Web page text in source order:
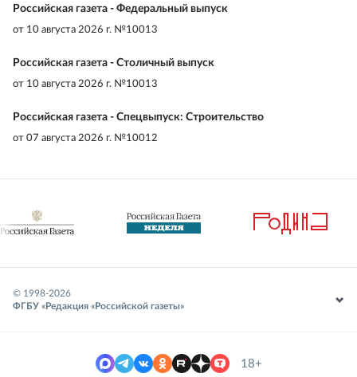
Российская газета - Федеральный выпуск
от 10 августа 2026 г. №10013
Российская газета - Столичный выпуск
от 10 августа 2026 г. №10013
Российская газета - Спецвыпуск: Строительство
от 07 августа 2026 г. №10012
© 1998-2026
ФГБУ «Редакция «Российской газеты»
18+